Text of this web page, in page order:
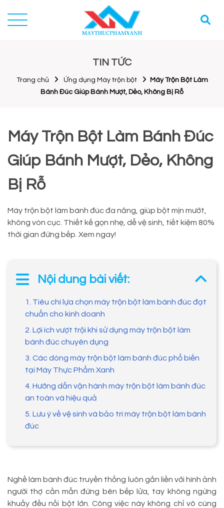
TIN TỨC
Trang chủ Ứng dụng Máy trộn bột
Máy Trộn Bột Làm
Bánh Đúc Giúp Bánh Mượt, Dẻo, Không Bị Rỗ
Máy Trộn Bột Làm Bánh Đúc
Giúp Bánh Mượt, Dẻo, Không
Bị Rỗ
Máy trộn bột làm bánh đúc đa năng, giúp bột mịn mướt,
không vón cục. Thiết kế gọn nhẹ, dễ vệ sinh, tiết kiệm 80%
thời gian đứng bếp. Xem ngay!
Nội dung bài viết:
1. Tiêu chí lựa chọn máy trộn bột làm bánh đúc đạt
chuẩn cho kinh doanh
2. Lợi ích vượt trội khi sử dụng máy trộn bột làm
bánh đúc chuyên dụng
3. Các dòng máy trộn bột làm bánh đúc phổ biến
tại Máy Thực Phẩm Xanh
4. Hướng dẫn vận hành máy trộn bột làm bánh đúc
an toàn và hiệu quả
5. Lưu ý về vệ sinh và bảo trì máy trộn bột làm bánh
đúc
Nghề làm bánh đúc truyền thống luôn gắn liền với hình ảnh
người thợ cần mẫn đứng bên bếp lửa, tay không ngừng
khuấy đều nồi bột lớn. Công việc này không chỉ vô cùng